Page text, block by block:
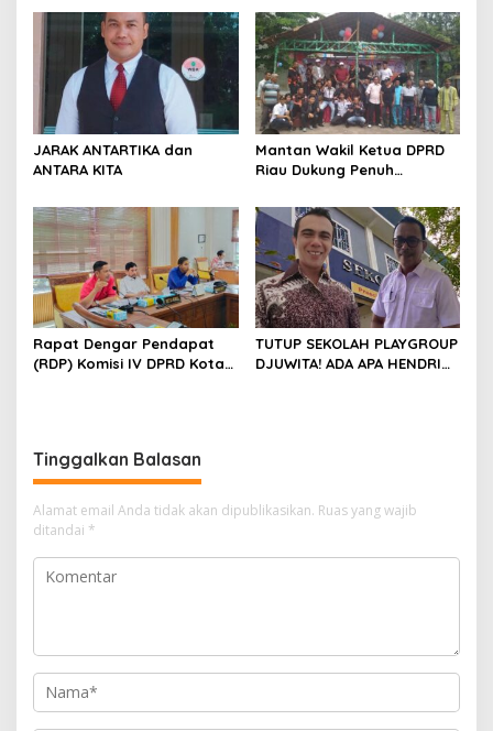
Keadilan bagi Provinsi Riau
SOSIAL
JARAK ANTARTIKA dan
ANTARA KITA
Mantan Wakil Ketua DPRD
Riau Dukung Penuh
Perjuangan Lahirnya
Kabupaten Kepulauan
Meranti
Rapat Dengar Pendapat
(RDP) Komisi IV DPRD Kota
TUTUP SEKOLAH PLAYGROUP
DJUWITA! ADA APA HENDRI
Tinggalkan Balasan
Alamat email Anda tidak akan dipublikasikan. Ruas yang wajib
ditandai *